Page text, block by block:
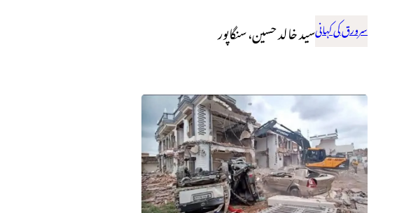
سرورق کی کہانیسید خالد حسین، سنگاپور